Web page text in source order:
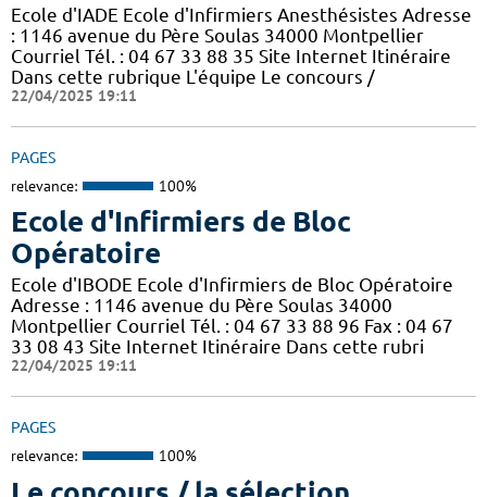
Ecole d'IADE Ecole d'Infirmiers Anesthésistes Adresse
: 1146 avenue du Père Soulas 34000 Montpellier
Courriel Tél. : 04 67 33 88 35 Site Internet Itinéraire
Dans cette rubrique L'équipe Le concours /
22/04/2025 19:11
PAGES
relevance: 100%
Ecole d'Infirmiers de Bloc
Opératoire
Ecole d'IBODE Ecole d'Infirmiers de Bloc Opératoire
Adresse : 1146 avenue du Père Soulas 34000
Montpellier Courriel Tél. : 04 67 33 88 96 Fax : 04 67
33 08 43 Site Internet Itinéraire Dans cette rubri
22/04/2025 19:11
PAGES
relevance: 100%